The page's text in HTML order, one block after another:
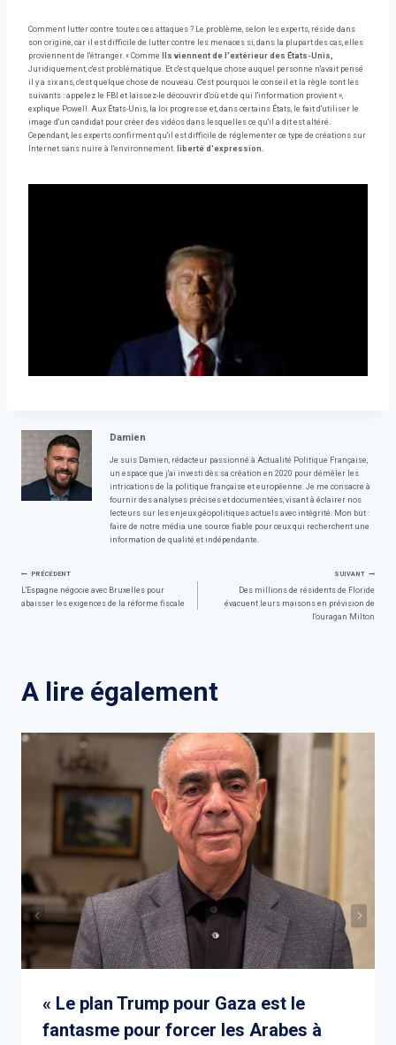
Comment lutter contre toutes ces attaques ? Le problème, selon les experts, réside dans
son origine, car il est difficile de lutter contre les menaces si, dans la plupart des cas, elles
proviennent de l'étranger. « Comme
Ils viennent de l'extérieur des États-Unis,
Juridiquement, c'est problématique. Et c'est quelque chose auquel personne n'avait pensé
il y a six ans, c'est quelque chose de nouveau. C'est pourquoi le conseil et la règle sont les
suivants : appelez le FBI et laissez-le découvrir d'où et de qui l'information provient »,
explique Powell. Aux États-Unis, la loi progresse et, dans certains États, le fait d'utiliser le
image d'un candidat pour créer des vidéos dans lesquelles ce qu'il a dit est altéré.
Cependant, les experts confirment qu'il est difficile de réglementer ce type de créations sur
Internet sans nuire à l'environnement. liberté d'expression.
Damien
Je suis Damien, rédacteur passionné à Actualité Politique Française,
un espace que j'ai investi dès sa création en 2020 pour démêler les
intrications de la politique française et européenne. Je me consacre à
fournir des analyses précises et documentées, visant à éclairer nos
lecteurs sur les enjeux géopolitiques actuels avec intégrité. Mon but :
faire de notre média une source fiable pour ceux qui recherchent une
information de qualité et indépendante.
Navigation
PRÉCÉDENT
L'Espagne négocie avec Bruxelles pour
abaisser les exigences de la réforme fiscale
SUIVANT
Des millions de résidents de Floride
évacuent leurs maisons en prévision de
l'ouragan Milton
A lire également
« Le plan Trump pour Gaza est le
fantasme pour forcer les Arabes à